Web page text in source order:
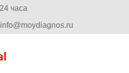
часа
info@moydiagnos.ru